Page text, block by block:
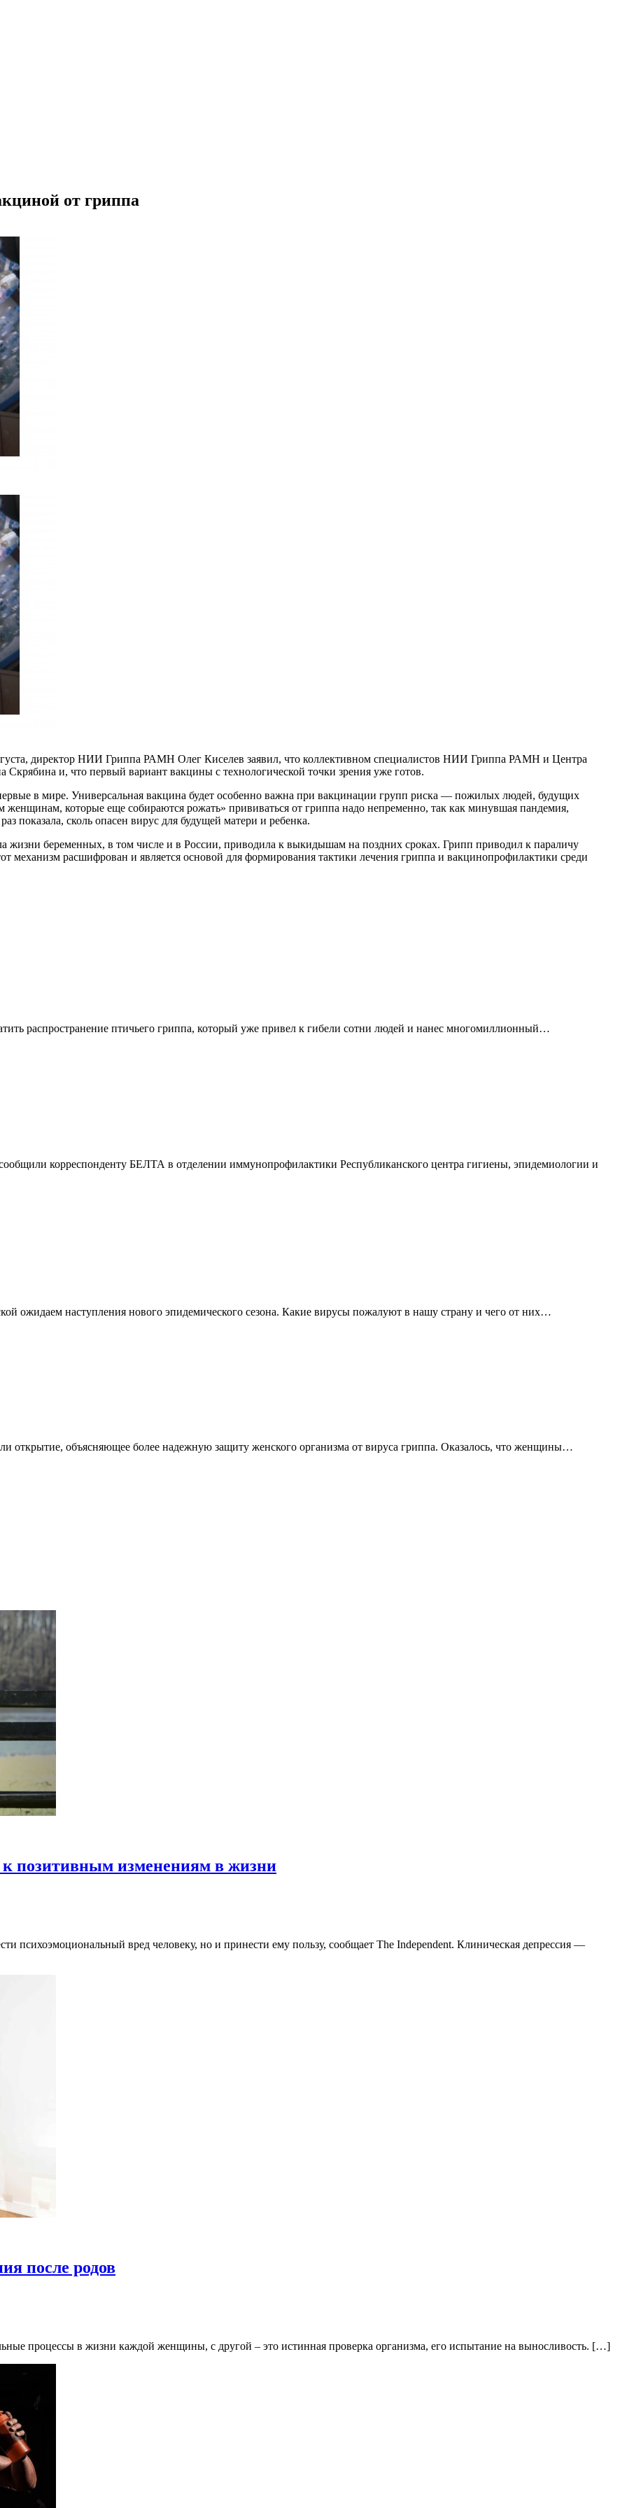
от гриппа
директор НИИ Гриппа РАМН Олег Киселев заявил, что коллективном специалистов НИИ Гриппа РАМН и Центра
и, что первый вариант вакцины с технологической точки зрения уже готов.
в мире. Универсальная вакцина будет особенно важна при вакцинации групп риска — пожилых людей, будущих
которые еще собираются рожать» прививаться от гриппа надо непременно, так как минувшая пандемия,
показала, сколь опасен вирус для будущей матери и ребенка.
жизни беременных, в том числе и в России, приводила к выкидышам на поздних сроках. Грипп приводил к параличу
механизм расшифрован и является основой для формирования тактики лечения гриппа и вакцинопрофилактики среди
распространение птичьего гриппа, который уже привел к гибели сотни людей и нанес многомиллионный…
корреспонденту БЕЛТА в отделении иммунопрофилактики Республиканского центра гигиены, эпидемиологии и
ожидаем наступления нового эпидемического сезона. Какие вирусы пожалуют в нашу страну и чего от них…
открытие, объясняющее более надежную защиту женского организма от вируса гриппа. Оказалось, что женщины…
к позитивным изменениям в жизни
психоэмоциональный вред человеку, но и принести ему пользу, сообщает The Independent. Клиническая депрессия —
после родов
процессы в жизни каждой женщины, с другой – это истинная проверка организма, его испытание на выносливость. […]